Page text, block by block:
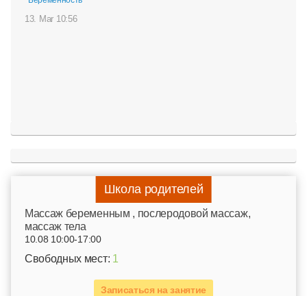
13. Mar 10:56
Школа родителей
Mассаж беременным , послеродовой массаж,
массаж тела
10.08 10:00-17:00
Свободных мест: 1
Записаться на занятие